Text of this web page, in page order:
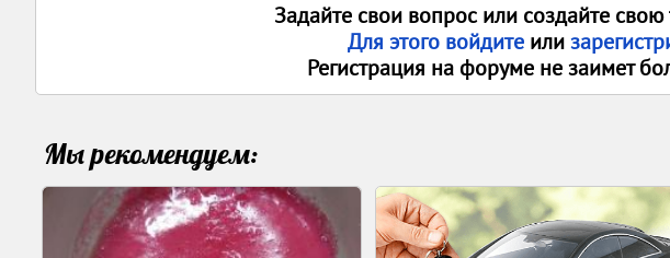
Задайте свои вопрос или создайте
Для этого войдите или
Регистрация на форуме не заимет
Мы рекомендуем: